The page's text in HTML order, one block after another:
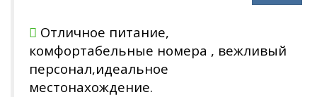
Отличное питание,
комфортабельные номера , вежливый
персонал,идеальное
местонахождение.